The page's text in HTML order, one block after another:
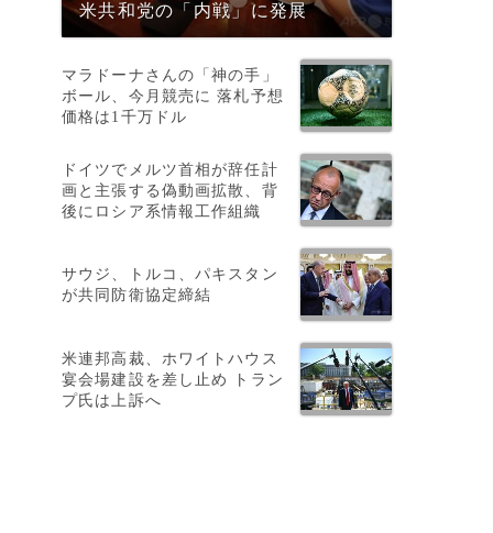
米共和党の「内戦」に発展
マラドーナさんの「神の手」
ボール、今月競売に 落札予想
価格は1千万ドル
ドイツでメルツ首相が辞任計
画と主張する偽動画拡散、背
後にロシア系情報工作組織
サウジ、トルコ、パキスタン
が共同防衛協定締結
米連邦高裁、ホワイトハウス
宴会場建設を差し止め トラン
プ氏は上訴へ